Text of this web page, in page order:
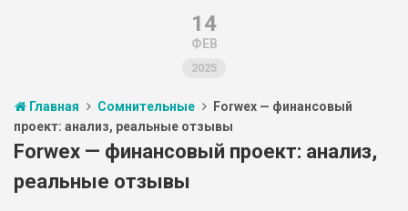
Проверенные способы заработка
Статьи
Партнеры
14
ФЕВ
2025
Главная Сомнительные
Forwex — финансовый
проект: анализ, реальные отзывы
Forwex — финансовый проект: анализ,
реальные отзывы